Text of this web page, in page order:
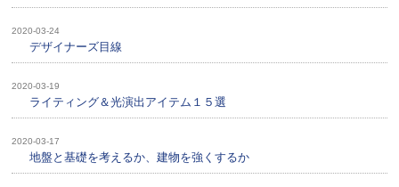
2020-03-24
デザイナーズ目線
2020-03-19
ライティング＆光演出アイテム１５選
2020-03-17
地盤と基礎を考えるか、建物を強くするか